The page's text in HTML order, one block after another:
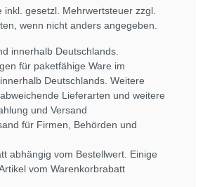
inkl. gesetzl. Mehrwertsteuer zzgl.
, wenn nicht anders angegeben.
innerhalb Deutschlands.
für paketfähige Ware im
Deutschlands. Weitere
Lieferarten und weitere
und Versand
für Firmen, Behörden und
abhängig vom Bestellwert. Einige
vom Warenkorbrabatt